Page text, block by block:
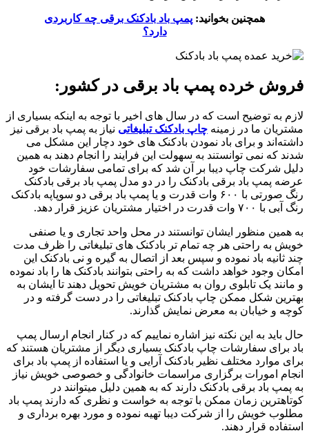
همچنین بخوانید: پمپ باد بادکنک برقی چه کاربردی
دارد؟
فروش خرده پمپ باد برقی در کشور:
لازم به توضیح است که در سال های اخیر با توجه به اینکه بسیاری از
مشتریان ما در زمینه چاپ بادکنک تبلیغاتی نیاز به پمپ باد برقی نیز
داشته‌اند و برای باد نمودن بادکنک های خود دچار این مشکل می
شدند که نمی توانستند به سهولت این فرایند را انجام دهند به همین
دلیل شرکت چاپ دیبا بر آن شد که برای تمامی سفارشات خود
عرضه پمپ باد برقی بادکنک را در دو مدل پمپ باد برقی بادکنک
رنگ صورتی با ۶۰۰ وات قدرت و یا پمپ باد برقی دو سوپاپه بادکنک
رنگ آبی با ۷۰۰ وات قدرت در اختیار مشتریان عزیز قرار دهد.
به همین منظور ایشان توانستند در محل واحد تجاری و یا صنفی
خویش به راحتی هر چه تمام تر بادکنک های تبلیغاتی را ظرف مدت
چند ثانیه باد نموده و سپس بعد از اتصال به گیره و نی بادکنک این
امکان وجود خواهد داشت که به راحتی بتوانند بادکنک ها را باد نموده
و مانند یک تابلوی روان به مشتریان خویش تحویل دهند تا ایشان به
بهترین شکل ممکن چاپ بادکنک تبلیغاتی را در دست گرفته و در
کوچه و خیابان به معرض نمایش گذارند.
حال باید به این نکته نیز اشاره نماییم که در کنار انجام ارسال پمپ
باد برای سفارشات چاپ بادکنک بسیاری دیگر از مشتریان هستند که
برای موارد مختلف نظیر بادکنک آرایی و یا استفاده از پمپ باد برای
انجام امورات برگزاری مراسمات خانوادگی و خصوصی خویش نیاز
به پمپ باد برقی بادکنک دارند که به همین دلیل میتوانند در
کوتاهترین زمان ممکن با توجه به خواست و نظری که دارند پمپ باد
مطلوب خویش را از شرکت دیبا تهیه نموده و مورد بهره‌ برداری و
استفاده قرار دهند.